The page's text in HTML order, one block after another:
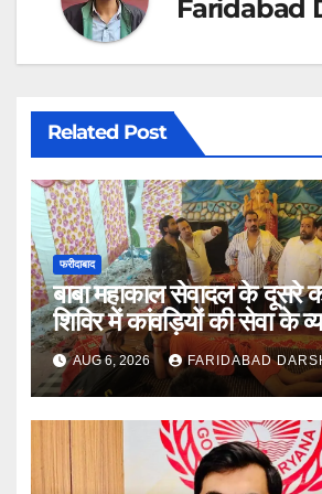
Faridabad
Related Post
फरीदाबाद
बाबा महाकाल सेवादल के दूसरे
शिविर में कांवड़ियों की सेवा के
AUG 6, 2026 FARIDABAD